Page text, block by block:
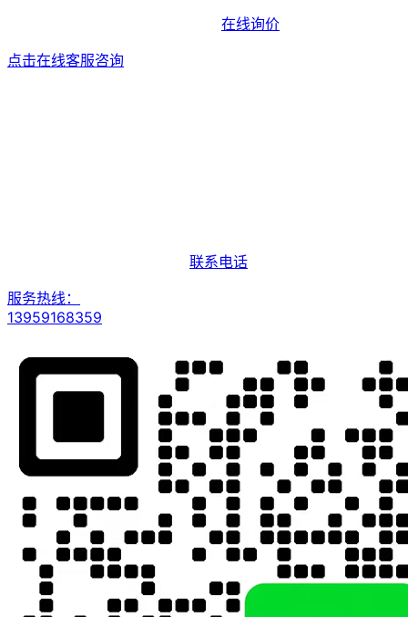
在线询价
点击在线客服咨询
联系电话
服务热线：
13959168359